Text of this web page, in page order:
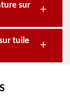
sur
tuile